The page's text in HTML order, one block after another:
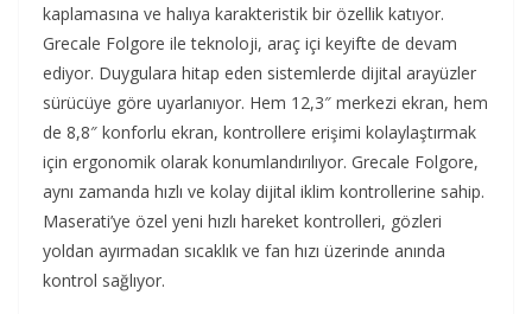
kaplamasına ve halıya karakteristik bir özellik katıyor.
Grecale Folgore ile teknoloji, araç içi keyifte de devam
ediyor. Duygulara hitap eden sistemlerde dijital arayüzler
sürücüye göre uyarlanıyor. Hem 12,3″ merkezi ekran, hem
de 8,8″ konforlu ekran, kontrollere erişimi kolaylaştırmak
için ergonomik olarak konumlandırılıyor. Grecale Folgore,
aynı zamanda hızlı ve kolay dijital iklim kontrollerine sahip.
Maserati’ye özel yeni hızlı hareket kontrolleri, gözleri
yoldan ayırmadan sıcaklık ve fan hızı üzerinde anında
kontrol sağlıyor.